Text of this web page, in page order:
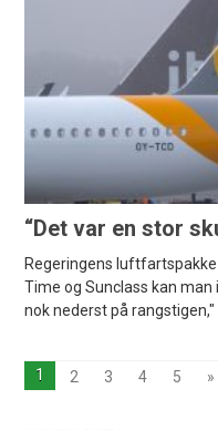
“Det var en stor
Regeringens
Time og Sunclass kan
nok nederst på
1 2 3 4 5 »